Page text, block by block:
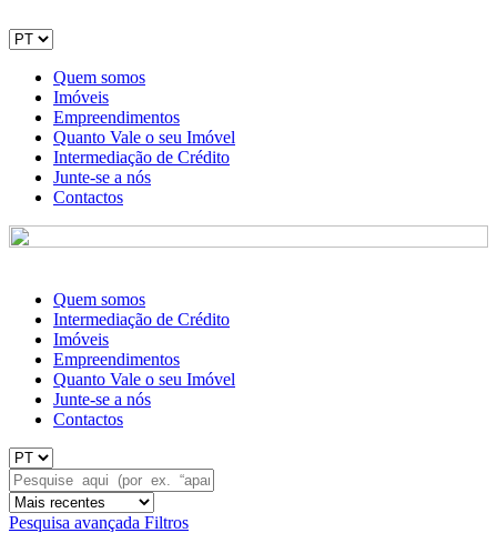
Quem somos
Imóveis
Empreendimentos
Quanto Vale o seu Imóvel
Intermediação de Crédito
Junte-se a nós
Contactos
Quem somos
Intermediação de Crédito
Imóveis
Empreendimentos
Quanto Vale o seu Imóvel
Junte-se a nós
Contactos
Pesquisa avançada Filtros